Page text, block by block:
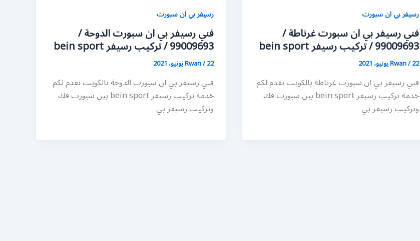
رسيفر بي ان سبورت
فني رسيفر بي ان سبورت غرناطة /
99009693 / تركيب رسيفر bein sport
Rwan/22 يونيو، 2021
فني رسيفر بي ان سبورت غرناطة بالكويت نقدم لكم
خدمة تركيب رسيفر bein sport بين سبورت فك
وتركيب رسيفر بي
رسيفر بي ان سبورت
فني رسيفر بي ان سبورت الدوحة /
99009693 / تركيب رسيفر bein sport
Rwan/22 يونيو، 2021
فني رسيفر بي ان سبورت الدوحة بالكويت نقدم لكم
خدمة تركيب رسيفر bein sport بين سبورت فك
وتركيب رسيفر بي